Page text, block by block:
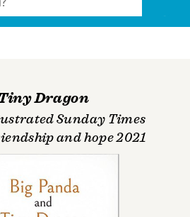
Dragon
Sunday Times
and hope 2021